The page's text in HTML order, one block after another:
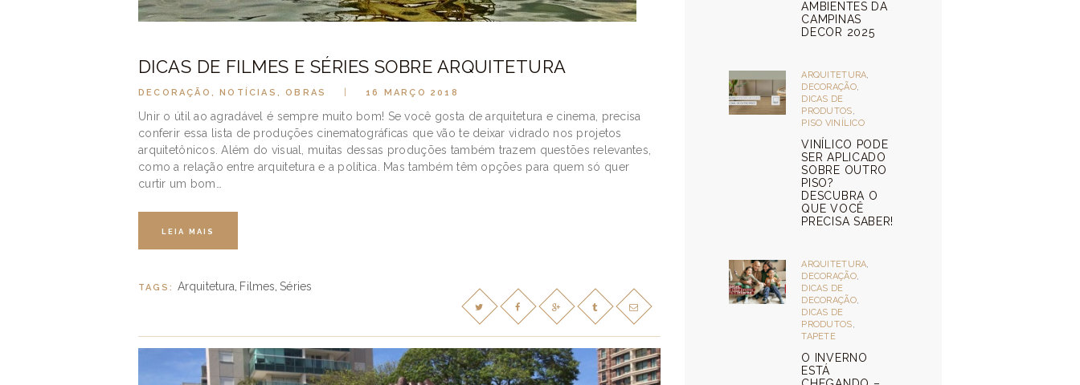
DICAS DE FILMES E SÉRIES SOBRE ARQUITETURA
DECORAÇÃO , NOTÍCIAS ,OBRAS 16 MARÇO 2018
Unir o útil ao agradável é sempre muito bom! Se você gosta de arquitetura e cinema, precisa
conferir essa lista de produções cinematográficas que vão te deixar vidrado nos projetos
arquitetônicos. Além do visual, muitas dessas produções também trazem questões relevantes,
como a relação entre arquitetura e a política. Mas também têm opções para quem só quer
curtir um bom…
LEIA MAIS
TAGS: Arquitetura, Filmes, Séries
AMBIENTES DA
CAMPINAS
DECOR 2025
ARQUITETURA,
DECORAÇÃO,
DICAS DE
PRODUTOS,
PISO VINÍLICO
VINÍLICO PODE
SER APLICADO
SOBRE OUTRO
PISO?
DESCUBRA O
QUE VOCÊ
PRECISA SABER!
ARQUITETURA,
DECORAÇÃO,
DICAS DE
DECORAÇÃO,
DICAS DE
PRODUTOS,
TAPETE
O INVERNO
ESTÁ